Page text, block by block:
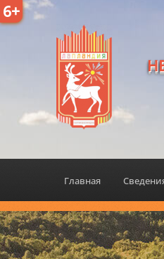
6+
Главная